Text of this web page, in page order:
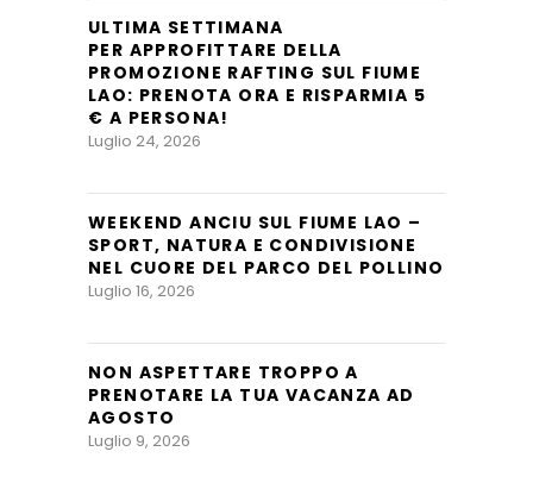
ULTIMA SETTIMANA
PER APPROFITTARE DELLA
PROMOZIONE RAFTING SUL FIUME
LAO: PRENOTA ORA E RISPARMIA 5
€ A PERSONA!
Luglio 24, 2026
WEEKEND ANCIU SUL FIUME LAO –
SPORT, NATURA E CONDIVISIONE
NEL CUORE DEL PARCO DEL POLLINO
Luglio 16, 2026
NON ASPETTARE TROPPO A
PRENOTARE LA TUA VACANZA AD
AGOSTO
Luglio 9, 2026